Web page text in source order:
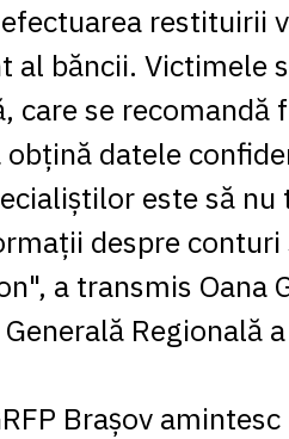
restituirii
al băncii. Victimele
care se recomandă
obțină datele
este să
despre conturi
a transmis Oana
Regională
Brașov